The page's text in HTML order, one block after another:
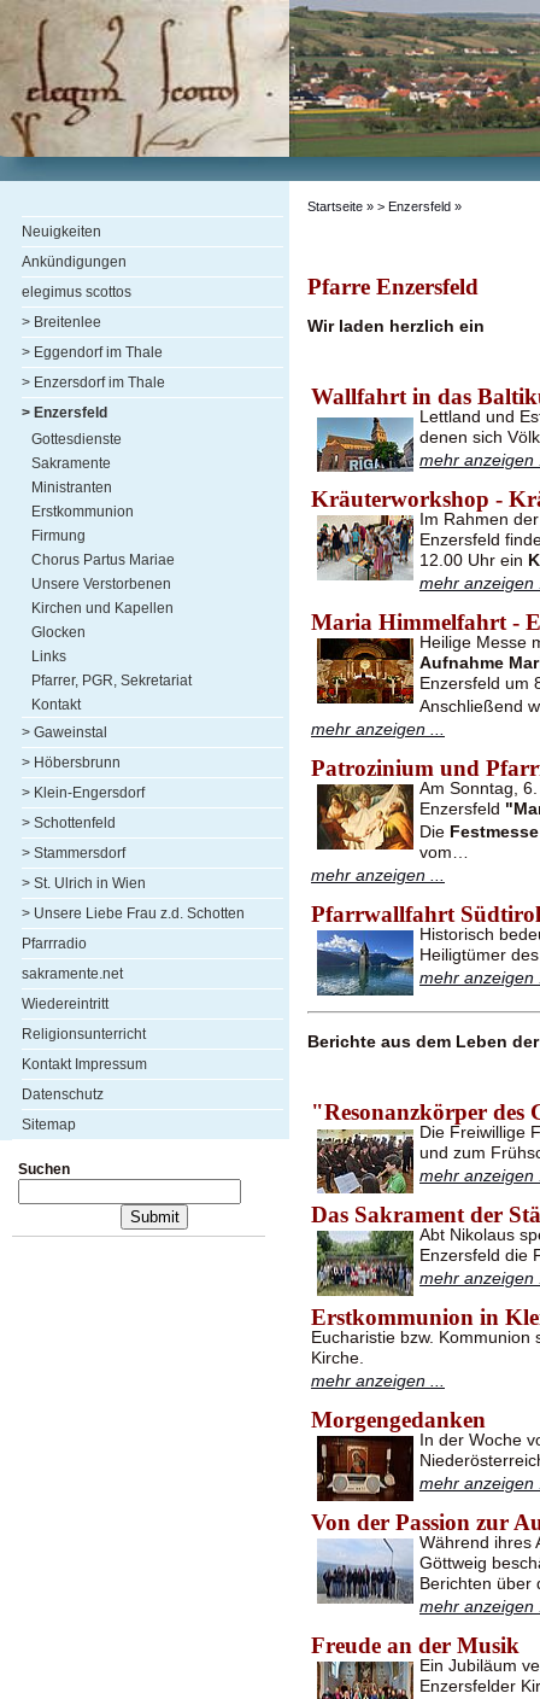
Neuigkeiten
Ankündigungen
elegimus scottos
> Breitenlee
> Eggendorf im Thale
> Enzersdorf im Thale
> Enzersfeld
Gottesdienste
Sakramente
Ministranten
Erstkommunion
Firmung
Chorus Partus Mariae
Unsere Verstorbenen
Kirchen und Kapellen
Glocken
Links
Pfarrer, PGR, Sekretariat
Kontakt
> Gaweinstal
> Höbersbrunn
> Klein-Engersdorf
> Schottenfeld
> Stammersdorf
> St. Ulrich in Wien
> Unsere Liebe Frau z.d. Schotten
Pfarrradio
sakramente.net
Wiedereintritt
Religionsunterricht
Kontakt Impressum
Datenschutz
Sitemap
Suchen
Startseite » > Enzersfeld »
Pfarre Enzersfeld
Wir laden herzlich ein
Wallfahrt in das
Lettland und
denen sich
mehr anzeigen
Kräuterworkshop -
Im Rahmen
Enzersfeld
12.00 Uhr ein
mehr anzeigen
Maria Himmelfahrt -
Heilige Messe
Aufnahme
Enzersfeld um
Anschließend
mehr anzeigen ...
Patrozinium und
Am Sonntag,
Enzersfeld
Die Festmesse
vom…
mehr anzeigen ...
Pfarrwallfahrt Südtirol
Historisch
Heiligtümer
mehr anzeigen
Berichte aus dem Leben
"Resonanzkörper des
Die Freiwillige
und zum
mehr anzeigen
Das Sakrament der
Abt Nikolaus
Enzersfeld die
mehr anzeigen
Erstkommunion in
Eucharistie bzw.
Kirche.
mehr anzeigen ...
Morgengedanken
In der Woche
mehr anzeigen
Von der Passion zur
Während ihres
Göttweig
Berichten über
mehr anzeigen
Freude an der Musik
Ein Jubiläum
Enzersfelder